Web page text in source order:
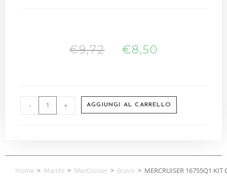
€9,72 €8,50
- + AGGIUNGI AL CARRELLO
Home > Marchi > MerCruiser > Bravo > MERCRUISER 16755Q1